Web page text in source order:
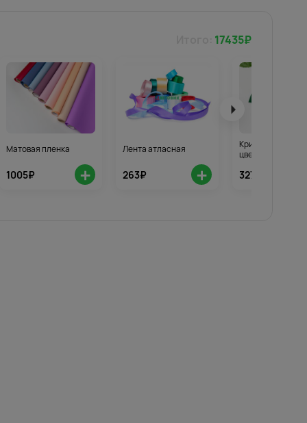
17435₽
Матовая пленка
1005₽ +
Лента атласная
263₽ +
Кризал для
цветов 3шт.
327₽